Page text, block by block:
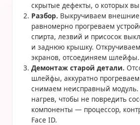
скрытые дефекты, о которых
Разбор. Выкручиваем
равномерно прогреваем
спирта, лезвий и присосок
и заднюю крышку.
экранов, отсоединяем шлейфы.
Демонтаж старой детали.
шлейфы, аккуратно
снимаем неисправный модуль.
нагрев, чтобы не повредить
компоненты — процессор,
Face ID.